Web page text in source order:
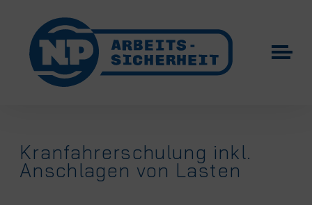
Kranfahrerschulung inkl.
Anschlagen von Lasten